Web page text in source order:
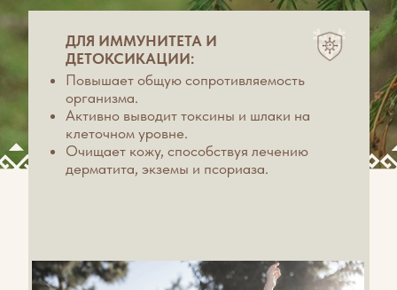
ДЛЯ НЕРВНОЙ СИСТЕМЫ И
ТОНУСА:
Эффективно избавляет от стрессов
Избавляет от хронической усталости
Избавляет от мышечного переутомления.
Дарит глубокое расслабление и прилив